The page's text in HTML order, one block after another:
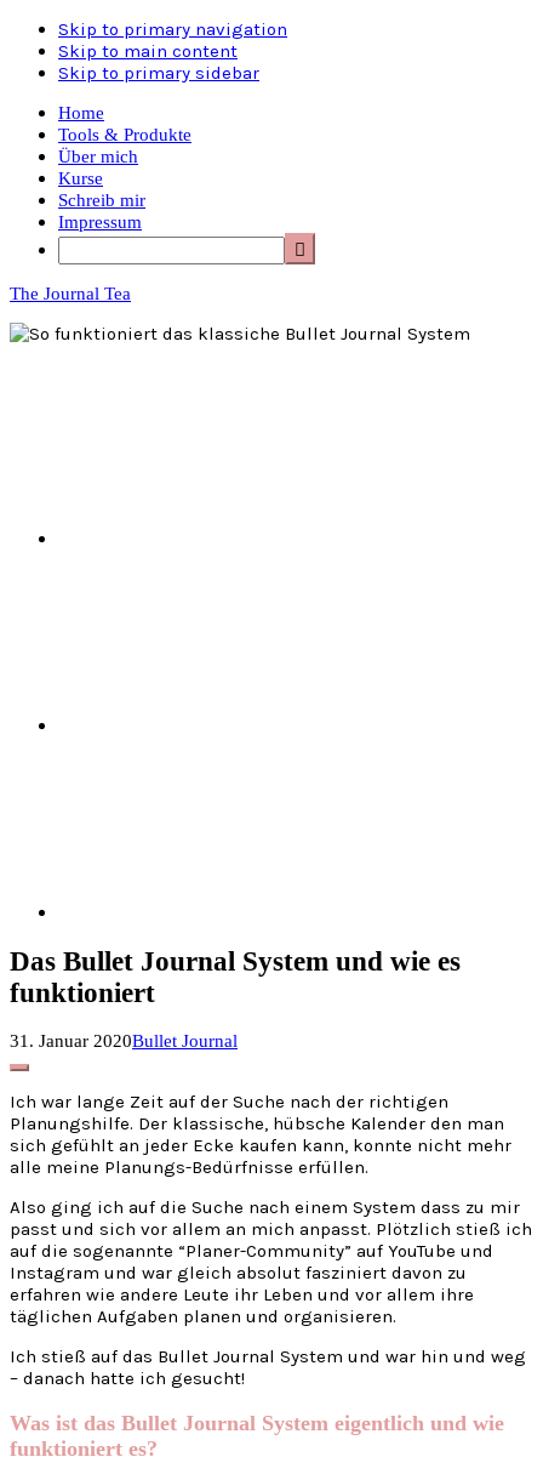
Skip to primary navigation
Skip to main content
Skip to primary sidebar
Home
Tools & Produkte
Über mich
Kurse
Schreib mir
Impressum
The Journal Tea
Das Bullet Journal System und wie es
funktioniert
31. Januar 2020Bullet Journal
Ich war lange Zeit auf der Suche nach der richtigen
Planungshilfe. Der klassische, hübsche Kalender den man
sich gefühlt an jeder Ecke kaufen kann, konnte nicht mehr
alle meine Planungs-Bedürfnisse erfüllen.
Also ging ich auf die Suche nach einem System dass zu mir
passt und sich vor allem an mich anpasst. Plötzlich stieß ich
auf die sogenannte “Planer-Community” auf YouTube und
Instagram und war gleich absolut fasziniert davon zu
erfahren wie andere Leute ihr Leben und vor allem ihre
täglichen Aufgaben planen und organisieren.
Ich stieß auf das Bullet Journal System und war hin und weg
– danach hatte ich gesucht!
Was ist das Bullet Journal System eigentlich und wie
funktioniert es?